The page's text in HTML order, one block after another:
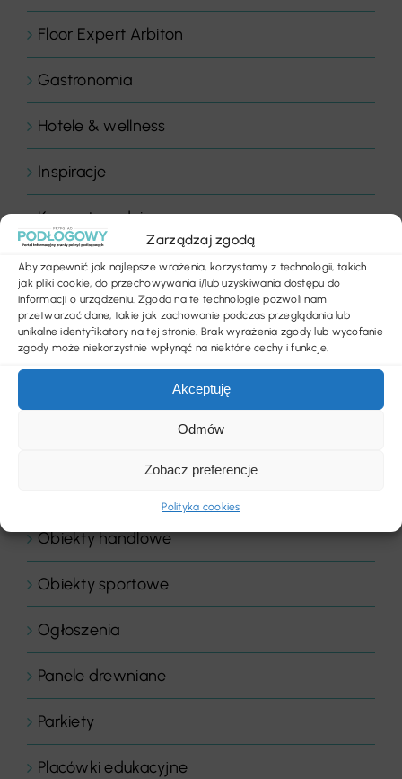
Zarządzaj zgodą
Aby zapewnić jak najlepsze wrażenia, korzystamy z technologii, takich
jak pliki cookie, do przechowywania i/lub uzyskiwania dostępu do
informacji o urządzeniu. Zgoda na te technologie pozwoli nam
przetwarzać dane, takie jak zachowanie podczas przeglądania lub
unikalne identyfikatory na tej stronie. Brak wyrażenia zgody lub wycofanie
zgody może niekorzystnie wpłynąć na niektóre cechy i funkcje.
Akceptuję
Odmów
Zobacz preferencje
Polityka cookies
Floor Expert Arbiton
Gastronomia
Hotele & wellness
Inspiracje
Komentarz dnia
Komentarze
Konkurs
Listwy podłogowe
Obiekty handlowe
Obiekty sportowe
Ogłoszenia
Panele drewniane
Parkiety
Placówki edukacyjne